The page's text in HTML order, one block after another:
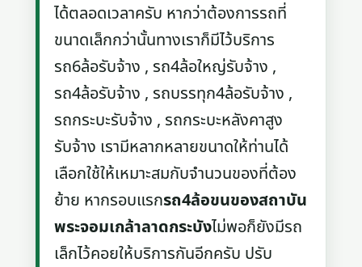
ได้ตลอดเวลาครับ หากว่าต้องการรถที่
ขนาดเล็กกว่านั้นทางเราก็มีไว้บริการ
รถ6ล้อรับจ้าง , รถ4ล้อใหญ่รับจ้าง ,
รถ4ล้อรับจ้าง , รถบรรทุก4ล้อรับจ้าง ,
รถกระบะรับจ้าง , รถกระบะหลังคาสูง
รับจ้าง เรามีหลากหลายขนาดให้ท่านได้
เลือกใช้ให้เหมาะสมกับจำนวนของที่ต้อง
ย้าย หากรอบแรกรถ4ล้อขนของสถาบัน
พระจอมเกล้าลาดกระบังไม่พอก็ยังมีรถ
เล็กไว้คอยให้บริการกันอีกครับ ปรับ